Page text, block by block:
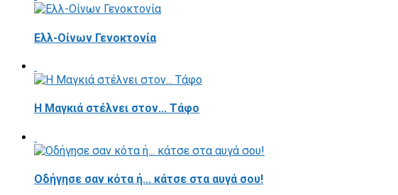
Ελλ-Οίνων Γενοκτονία
H Μαγκιά στέλνει στον... Τάφο
Οδήγησε σαν κότα ή... κάτσε στα αυγά σου!